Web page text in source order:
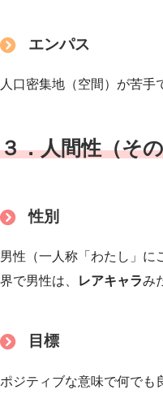
エンパス
人口密集地（空間）が苦手
３．人間性（そ
性別
男性（一人称「わたし」
界で男性は、
レアキャラみ
目標
ポジティブな意味で何でも